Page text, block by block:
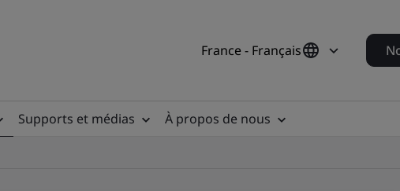
France - Français
Supports et médias
À propos de nous